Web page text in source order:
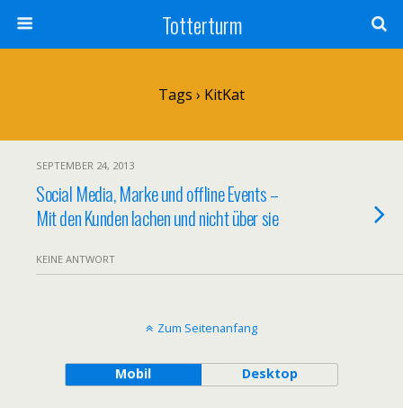
Totterturm
Tags › KitKat
SEPTEMBER 24, 2013
Social Media, Marke und offline Events –
Mit den Kunden lachen und nicht über sie
KEINE ANTWORT
Zum Seitenanfang
Mobil Desktop